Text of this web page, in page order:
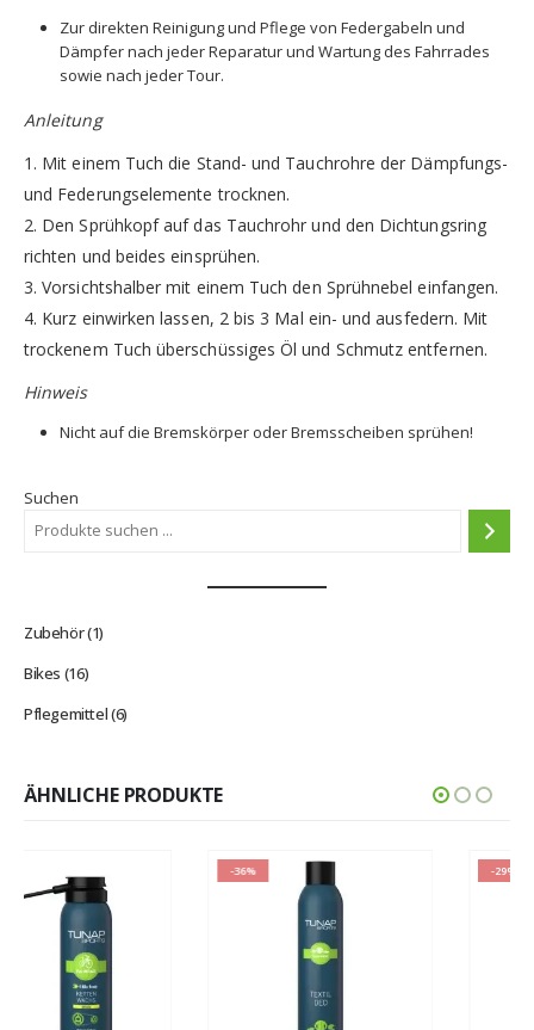
Zur direkten Reinigung und Pflege von Federgabeln und
Dämpfer nach jeder Reparatur und Wartung des Fahrrades
sowie nach jeder Tour.
Anleitung
1. Mit einem Tuch die Stand- und Tauchrohre der Dämpfungs-
und Federungselemente trocknen.
2. Den Sprühkopf auf das Tauchrohr und den Dichtungsring
richten und beides einsprühen.
3. Vorsichtshalber mit einem Tuch den Sprühnebel einfangen.
4. Kurz einwirken lassen, 2 bis 3 Mal ein- und ausfedern. Mit
trockenem Tuch überschüssiges Öl und Schmutz entfernen.
Hinweis
Nicht auf die Bremskörper oder Bremsscheiben sprühen!
Suchen
Zubehör 11
Bikes 1616
Pflegemittel 66
ÄHNLICHE PRODUKTE